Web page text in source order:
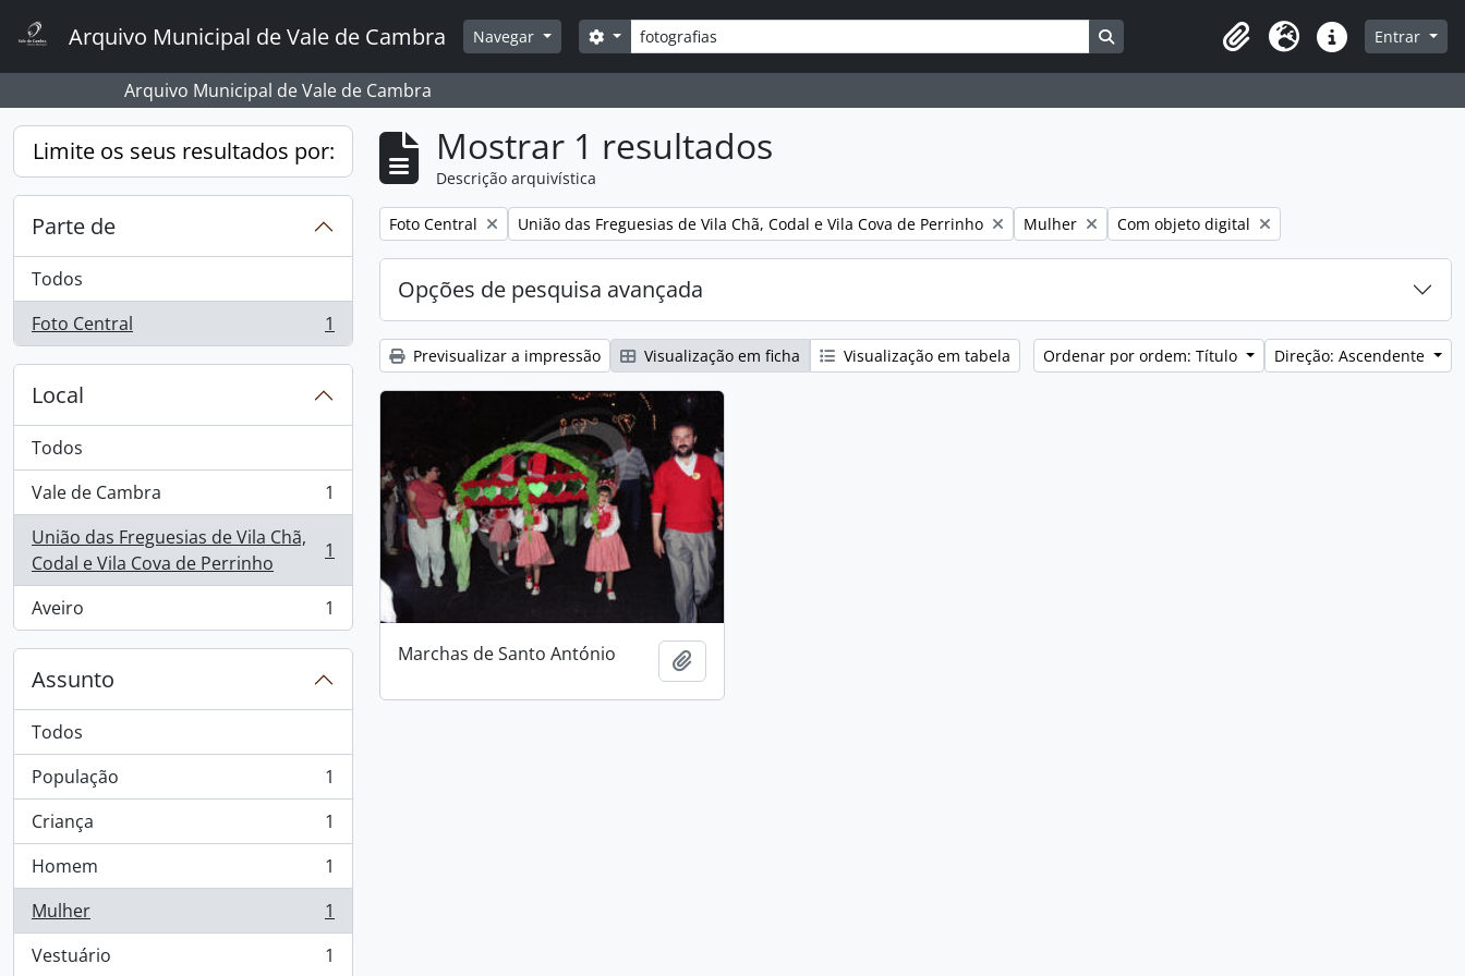
Arquivo Municipal de Vale de Cambra Navegar Pesquisar
Opções de busca Busque na página de navegação
Clipboard
Idioma Ligações rápidas
Entrar
Arquivo Municipal de Vale de Cambra
Limite os seus resultados por:
Parte de
Todos
Foto Central
, 1 resultados 1
Local
Todos
Vale de Cambra
, 1 resultados
1
União das Freguesias de Vila Chã,
Codal e Vila Cova de Perrinho
, 1 resultados 1
Aveiro
, 1 resultados 1
Assunto
Todos
População
, 1 resultados
1
Criança
, 1 resultados
1
Homem
, 1 resultados
1
Mulher
, 1 resultados
1
Vestuário
, 1 resultados 1
Mostrar 1 resultados
Descrição arquivística
Remover filtro:
Foto Central Remover filtro:
União das Freguesias de Vila Chã, Codal e Vila Cova de Perrinho Remover filtro:
Mulher Remover filtro:
Com objeto digital
Opções de pesquisa avançada
Previsualizar a impressão Visualização em ficha Visualização em tabela Ordenar por ordem: Título Direção: Ascendente
Marchas de Santo António